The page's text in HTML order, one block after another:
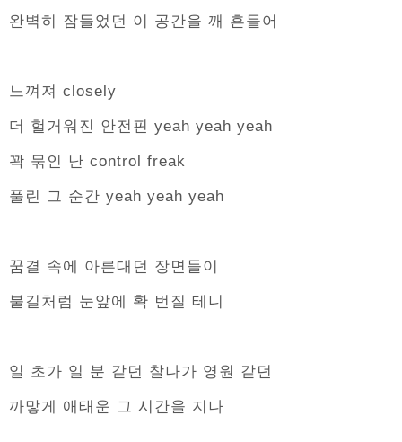
완벽히 잠들었던 이 공간을 깨 흔들어
느껴져 closely
더 헐거워진 안전핀 yeah yeah yeah
꽉 묶인 난 control freak
풀린 그 순간 yeah yeah yeah
꿈결 속에 아른대던 장면들이
불길처럼 눈앞에 확 번질 테니
일 초가 일 분 같던 찰나가 영원 같던
까맣게 애태운 그 시간을 지나